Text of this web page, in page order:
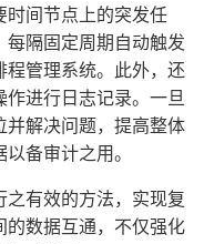
间节点上的突发任
隔固定周期自动触发
管理系统。此外，还
进行日志记录。一旦
解决问题，提高整体
备审计之用。
有效的方法，实现复
数据互通，不仅强化